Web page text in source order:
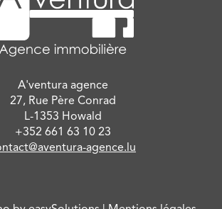
A'ventura agence
27, Rue Père Conrad
L-1353 Howald
+352 661 63 10 23
agence.lu